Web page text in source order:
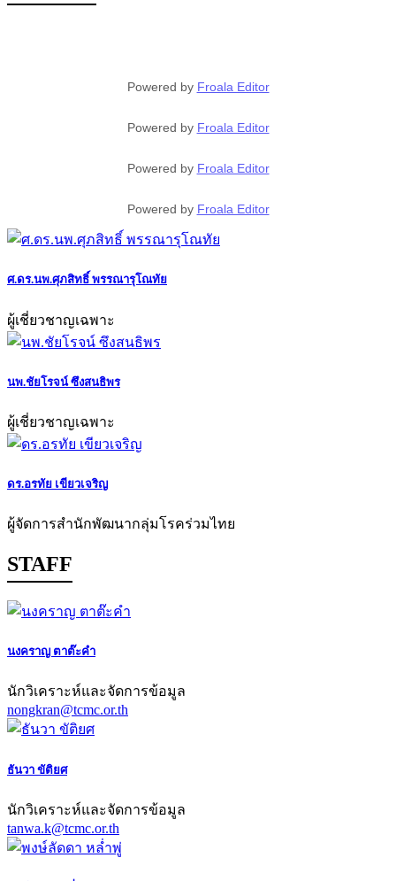
Powered by Froala Editor
Powered by Froala Editor
Powered by Froala Editor
Powered by Froala Editor
ศ.ดร.นพ.ศุภสิทธิ์ พรรณารุโณทัย
ผู้เชี่ยวชาญเฉพาะ
นพ.ชัยโรจน์ ซึงสนธิพร
ผู้เชี่ยวชาญเฉพาะ
ดร.อรทัย เขียวเจริญ
ผู้จัดการสำนักพัฒนากลุ่มโรคร่วมไทย
STAFF
นงคราญ ตาต๊ะคำ
นักวิเคราะห์และจัดการข้อมูล
nongkran@tcmc.or.th
ธันวา ขัติยศ
นักวิเคราะห์และจัดการข้อมูล
tanwa.k@tcmc.or.th